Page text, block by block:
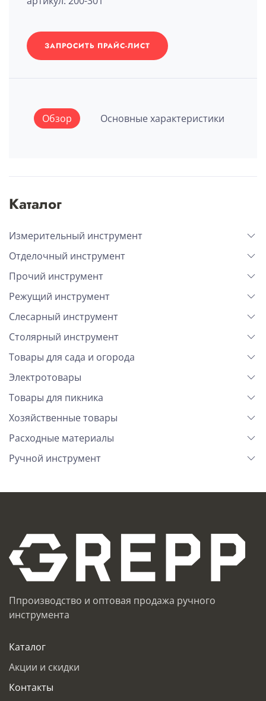
ЗАПРОСИТЬ ПРАЙС-ЛИСТ
Обзор Основные характеристики
Каталог
Измерительный инструмент
Отделочный инструмент
Прочий инструмент
Режущий инструмент
Слесарный инструмент
Столярный инструмент
Товары для сада и огорода
Электротовары
Товары для пикника
Хозяйственные товары
Расходные материалы
Ручной инструмент
Ппроизводство и оптовая продажа ручного
инструмента
Каталог
Акции и скидки
Контакты